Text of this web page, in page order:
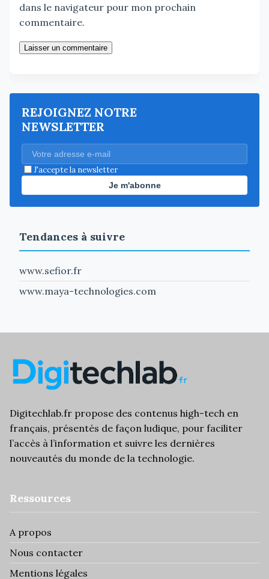
dans le navigateur pour mon prochain
commentaire.
Laisser un commentaire
REJOIGNEZ NOTRE
NEWSLETTER
J'accepte la newsletter
Je m'abonne
Tendances à suivre
www.sefior.fr
www.maya-technologies.com
Digitechlab.fr propose des contenus high-tech en
français, présentés de façon ludique, pour faciliter
l’accès à l’information et suivre les dernières
nouveautés du monde de la technologie.
Ressources
A propos
Nous contacter
Mentions légales